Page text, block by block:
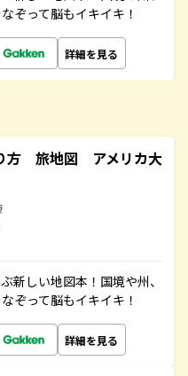
ぞって脳もイキイキ！
詳細を見る
方 旅地図 アメリカ大
新しい地図本！国境や州、
ぞって脳もイキイキ！
詳細を見る